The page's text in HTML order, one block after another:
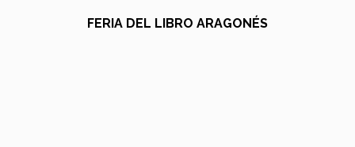
FERIA DEL LIBRO ARAGONÉS